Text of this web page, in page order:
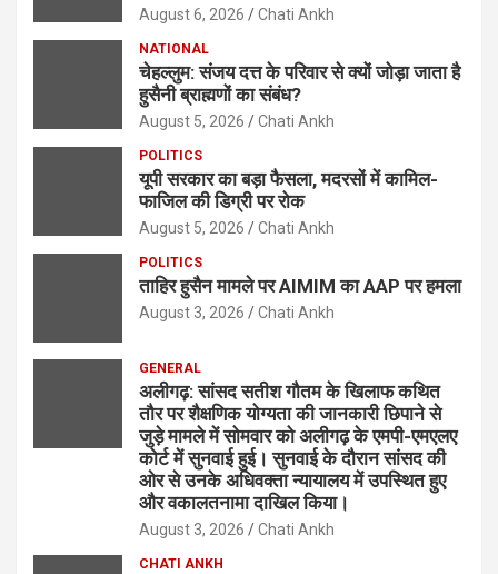
August 6, 2026 Chati Ankh
NATIONAL
चेहल्लुम: संजय दत्त के परिवार से क्यों जोड़ा जाता है
हुसैनी ब्राह्मणों का संबंध?
August 5, 2026 Chati Ankh
POLITICS
यूपी सरकार का बड़ा फैसला, मदरसों में कामिल-
फाजिल की डिग्री पर रोक
August 5, 2026 Chati Ankh
POLITICS
ताहिर हुसैन मामले पर AIMIM का AAP पर हमला
August 3, 2026 Chati Ankh
GENERAL
अलीगढ़: सांसद सतीश गौतम के खिलाफ कथित
तौर पर शैक्षणिक योग्यता की जानकारी छिपाने से
जुड़े मामले में सोमवार को अलीगढ़ के एमपी-एमएलए
कोर्ट में सुनवाई हुई। सुनवाई के दौरान सांसद की
ओर से उनके अधिवक्ता न्यायालय में उपस्थित हुए
और वकालतनामा दाखिल किया।
August 3, 2026 Chati Ankh
CHATI ANKH